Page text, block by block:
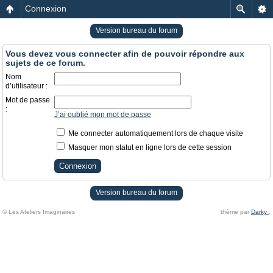
Connexion
Version bureau du forum
Vous devez vous connecter afin de pouvoir répondre aux
sujets de ce forum.
Nom
d’utilisateur :
Mot de passe
:
J’ai oublié mon mot de passe
Me connecter automatiquement lors de chaque visite
Masquer mon statut en ligne lors de cette session
Version bureau du forum
© Les Ateliers Imaginaires thème par Darky